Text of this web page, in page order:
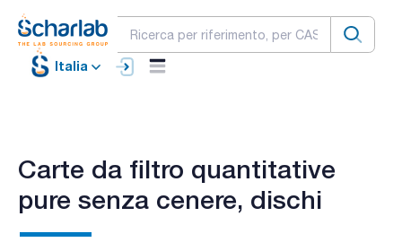
Italia
Carte da filtro quantitative
pure senza cenere, dischi